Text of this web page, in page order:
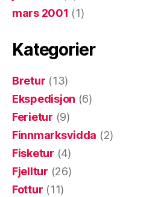
mars 2001 (1)
Kategorier
Bretur (13)
Ekspedisjon (6)
Ferietur (9)
Finnmarksvidda (2)
Fisketur (4)
Fjelltur (26)
Fottur (11)